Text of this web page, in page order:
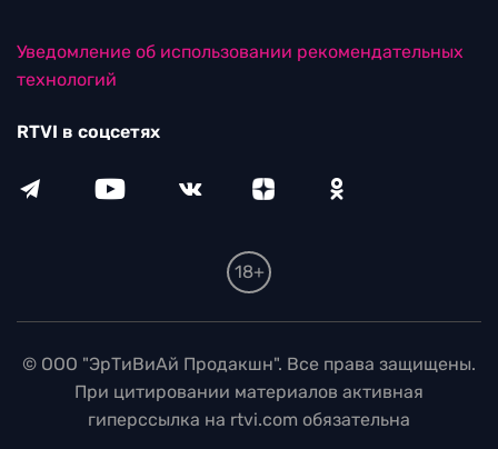
Уведомление об использовании рекомендательных
технологий
RTVI в соцсетях
18+
© ООО "ЭрТиВиАй Продакшн". Все права защищены.
При цитировании материалов активная
гиперссылка на rtvi.com обязательна